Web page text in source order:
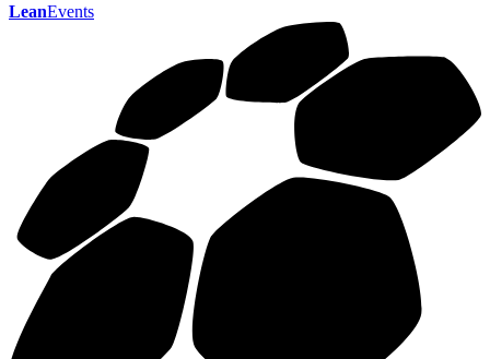
LeanEvents